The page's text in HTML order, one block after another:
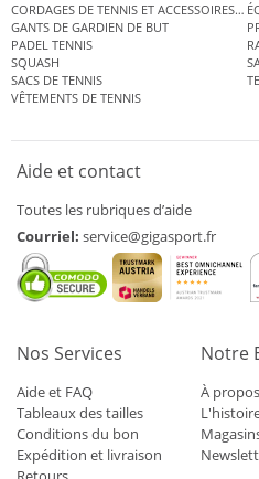
CORDAGES DE TENNIS ET ACCESSOIRES DE
GANTS DE GARDIEN DE BUT
PADEL TENNIS
SQUASH
SACS DE TENNIS
VÊTEMENTS DE TENNIS
Aide et contact
Toutes les rubriques d’aide
Courriel: service@gigasport.fr
Nos Services
Aide et FAQ
Tableaux des tailles
Conditions du bon
Expédition et livraison
Notre
À propos